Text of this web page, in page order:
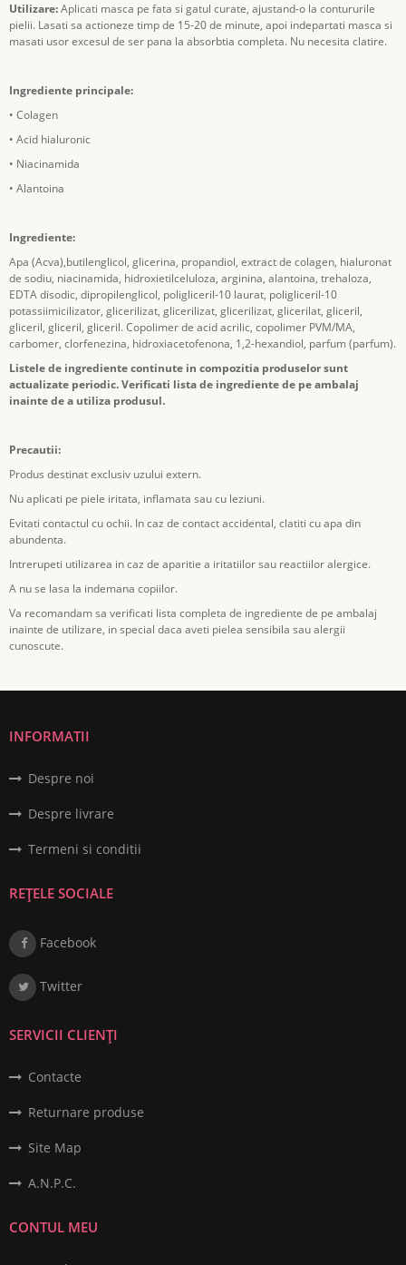
Utilizare:Aplicati masca pe fata si gatul curate, ajustand-o la contururile
pielii. Lasati sa actioneze timp de 15-20 de minute, apoi indepartati masca si
masati usor excesul de ser pana la absorbtia completa. Nu necesita clatire.
Ingrediente principale:
• Colagen
• Acid hialuronic
• Niacinamida
• Alantoina
Ingrediente:
Apa (Acva),butilenglicol, glicerina, propandiol, extract de colagen, hialuronat
de sodiu, niacinamida, hidroxietilceluloza, arginina, alantoina, trehaloza,
EDTA disodic, dipropilenglicol, poligliceril-10 laurat, poligliceril-10
potassiimicilizator, glicerilizat, glicerilizat, glicerilizat, glicerilat, gliceril,
gliceril, gliceril, gliceril. Copolimer de acid acrilic, copolimer PVM/MA,
carbomer, clorfenezina, hidroxiacetofenona, 1,2-hexandiol, parfum (parfum).
Listele de ingrediente continute in compozitia produselor sunt
actualizate periodic. Verificati lista de ingrediente de pe ambalaj
inainte de a utiliza produsul.
Precautii:
Produs destinat exclusiv uzului extern.
Nu aplicati pe piele iritata, inflamata sau cu leziuni.
Evitati contactul cu ochii. In caz de contact accidental, clatiti cu apa din
abundenta.
Intrerupeti utilizarea in caz de aparitie a iritatiilor sau reactiilor alergice.
A nu se lasa la indemana copiilor.
Va recomandam sa verificati lista completa de ingrediente de pe ambalaj
inainte de utilizare, in special daca aveti pielea sensibila sau alergii
cunoscute.
INFORMATII
Despre noi
Despre livrare
Termeni si conditii
REȚELE SOCIALE
Facebook
Twitter
SERVICII CLIENȚI
Contacte
Returnare produse
Site Map
A.N.P.C.
CONTUL MEU